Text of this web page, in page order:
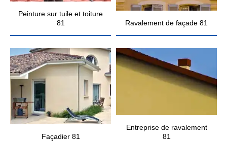
Peinture sur tuile et toiture
81
Ravalement de façade 81
Façadier 81
Entreprise de ravalement
81